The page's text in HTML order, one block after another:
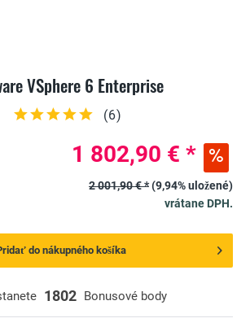
VSphere 6 Enterprise
(6)
1802 Bonusové body
1 802,90 € *
2 001,90 € *(9,94% uložené)
vrátane DPH.
do nákupného košíka